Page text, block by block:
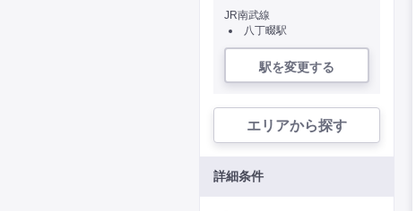
JR南武線
八丁畷駅
駅を変更する
エリアから探す
詳細条件